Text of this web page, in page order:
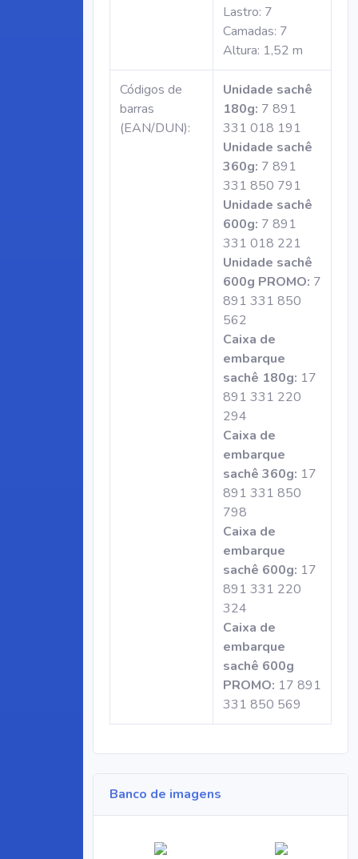
Lastro: 7
Camadas: 7
Altura: 1,52 m
Códigos de
barras
(EAN/DUN):
Unidade sachê
180g: 7 891
331 018 191
Unidade sachê
360g: 7 891
331 850 791
Unidade sachê
600g: 7 891
331 018 221
Unidade sachê
600g PROMO: 7
891 331 850
562
Caixa de
embarque
sachê 180g: 17
891 331 220
294
Caixa de
embarque
sachê 360g: 17
891 331 850
798
Caixa de
embarque
sachê 600g: 17
891 331 220
324
Caixa de
embarque
sachê 600g
PROMO: 17 891
331 850 569
Banco de imagens